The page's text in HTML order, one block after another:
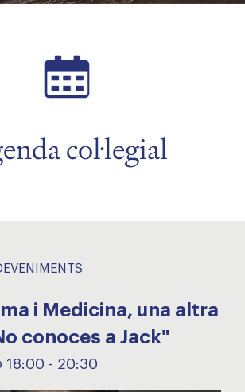
col·legial
i Medicina, una altra
conoces a Jack"
18:00 - 20:30